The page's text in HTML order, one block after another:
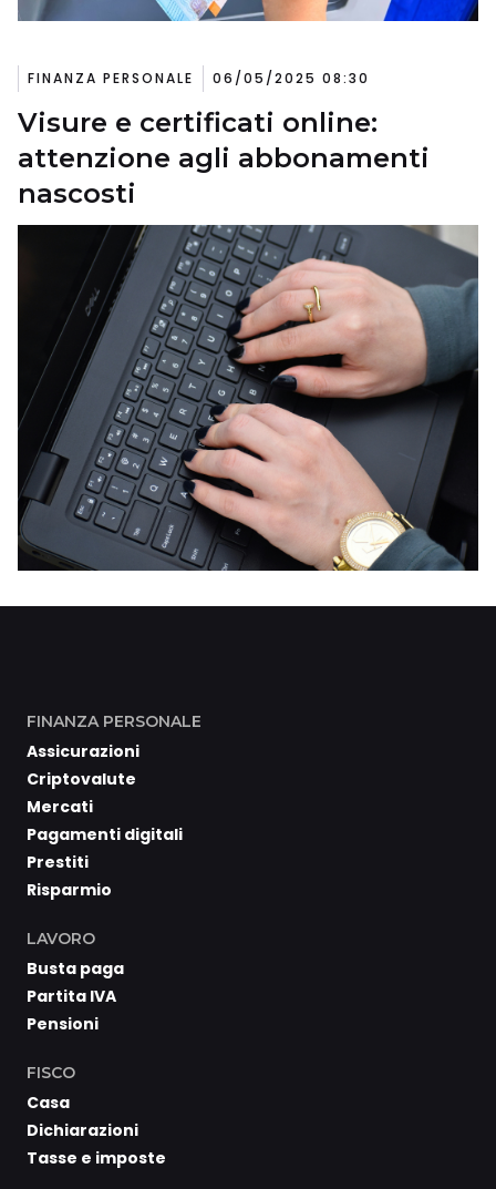
FINANZA PERSONALE 06/05/2025 08:30
Visure e certificati online:
attenzione agli abbonamenti
nascosti
FINANZA PERSONALE
Assicurazioni
Criptovalute
Mercati
Pagamenti digitali
Prestiti
Risparmio
LAVORO
Busta paga
Partita IVA
Pensioni
FISCO
Casa
Dichiarazioni
Tasse e imposte